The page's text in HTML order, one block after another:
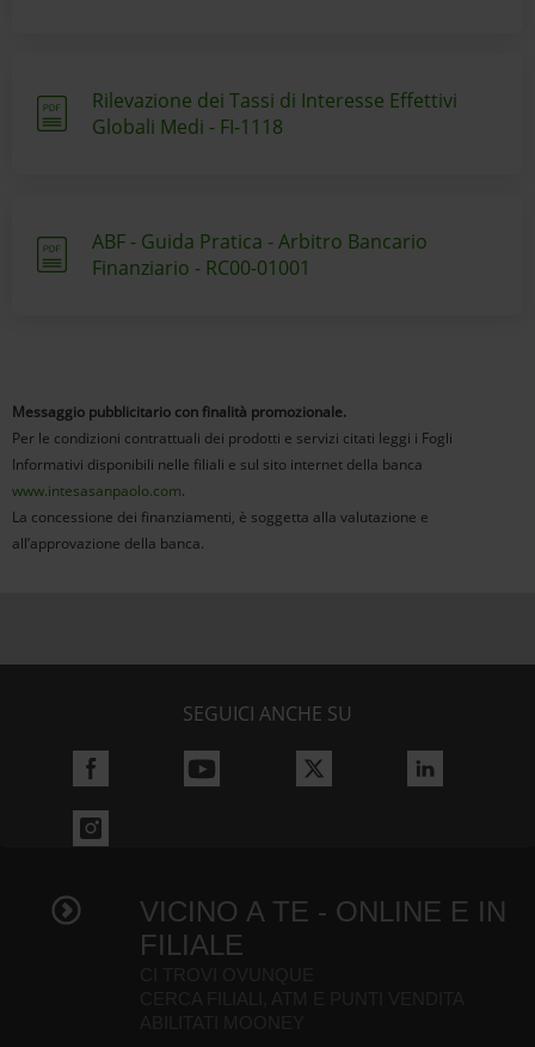
Rilevazione dei Tassi di Interesse Effettivi
Globali Medi - FI-1118
ABF - Guida Pratica - Arbitro Bancario
Finanziario - RC00-01001
Messaggio pubblicitario con finalità promozionale.
Per le condizioni contrattuali dei prodotti e servizi citati leggi i Fogli
Informativi disponibili nelle filiali e sul sito internet della banca
www.intesasanpaolo.com.
La concessione dei finanziamenti, è soggetta alla valutazione e
all’approvazione della banca.
SEGUICI ANCHE SU
VICINO A TE - ONLINE E IN
FILIALE